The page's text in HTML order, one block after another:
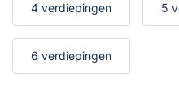
4 verdiepingen 5
6 verdiepingen